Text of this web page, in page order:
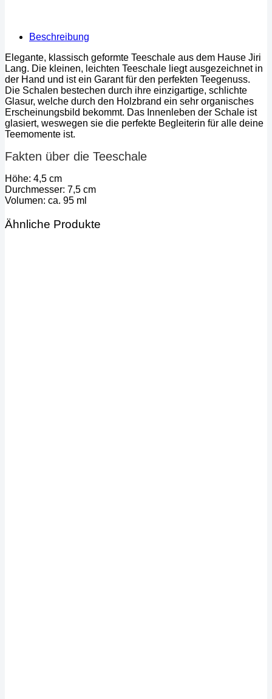
Beschreibung
Elegante, klassisch geformte Teeschale aus dem Hause Jiri
Lang. Die kleinen, leichten Teeschale liegt ausgezeichnet in
der Hand und ist ein Garant für den perfekten Teegenuss.
Die Schalen bestechen durch ihre einzigartige, schlichte
Glasur, welche durch den Holzbrand ein sehr organisches
Erscheinungsbild bekommt. Das Innenleben der Schale ist
glasiert, weswegen sie die perfekte Begleiterin für alle deine
Teemomente ist.
Fakten über die Teeschale
Höhe: 4,5 cm
Durchmesser: 7,5 cm
Volumen: ca. 95 ml
Ähnliche Produkte